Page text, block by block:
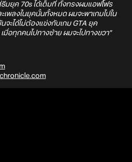
มยุค 70s ได้เต็มที่ ทั้งทรงผมแอฟโฟร
เพลงในยุคนั้นทั้งหมด ผมจะพาเกมไปใน
ะได้ไม่ต้องแข่งกับเกม GTA ยุค
อทุกคนไปทางซ้าย ผมจะไปทางขวา"